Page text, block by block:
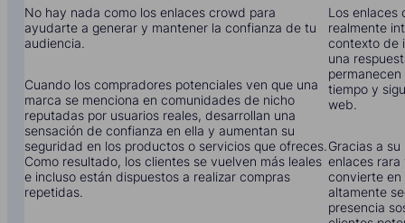
No hay nada como los enlaces crowd para
ayudarte a generar y mantener la confianza de tu
audiencia.
Cuando los compradores potenciales ven que una
marca se menciona en comunidades de nicho
reputadas por usuarios reales, desarrollan una
sensación de confianza en ella y aumentan su
seguridad en los productos o servicios que ofreces.
Como resultado, los clientes se vuelven más leales
e incluso están dispuestos a realizar compras
repetidas.
Los enlaces
realmente
contexto de
una
tiempo y
web.
Gracias a
enlaces rara
convierte en
altamente
presencia